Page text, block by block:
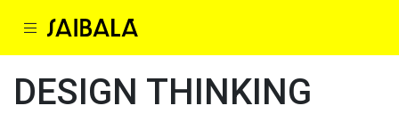
DESIGN THINKING